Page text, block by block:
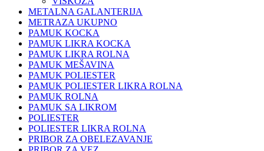
METALNA GALANTERIJA
METRAZA UKUPNO
PAMUK KOCKA
PAMUK LIKRA KOCKA
PAMUK LIKRA ROLNA
PAMUK MEŠAVINA
PAMUK POLIESTER
PAMUK POLIESTER LIKRA ROLNA
PAMUK ROLNA
PAMUK SA LIKROM
POLIESTER
POLIESTER LIKRA ROLNA
PRIBOR ZA OBELEZAVANJE